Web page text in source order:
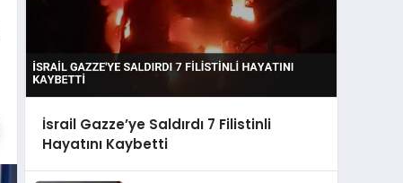
İsrail Gazze’ye Saldırdı 7 Filistinli
Hayatını Kaybetti